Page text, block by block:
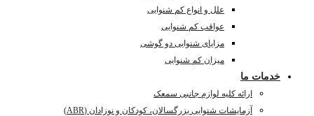
علل و انواع کم شنوایی
عواقب کم شنوایی
مزایای شنوایی دو گوشی
میزان کم شنوایی
خدمات ما
ارائه کلیه لوازم جانبی سمعک
آزمایشات شنوایی بزرگسالان، کودکان و نوزادان (ABR)